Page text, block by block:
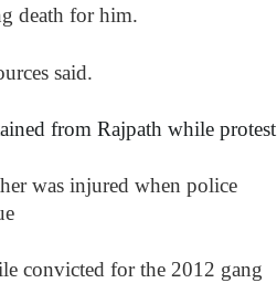
death for him.
said.
from Rajpath while protest
was injured when police
convicted for the 2012 gang